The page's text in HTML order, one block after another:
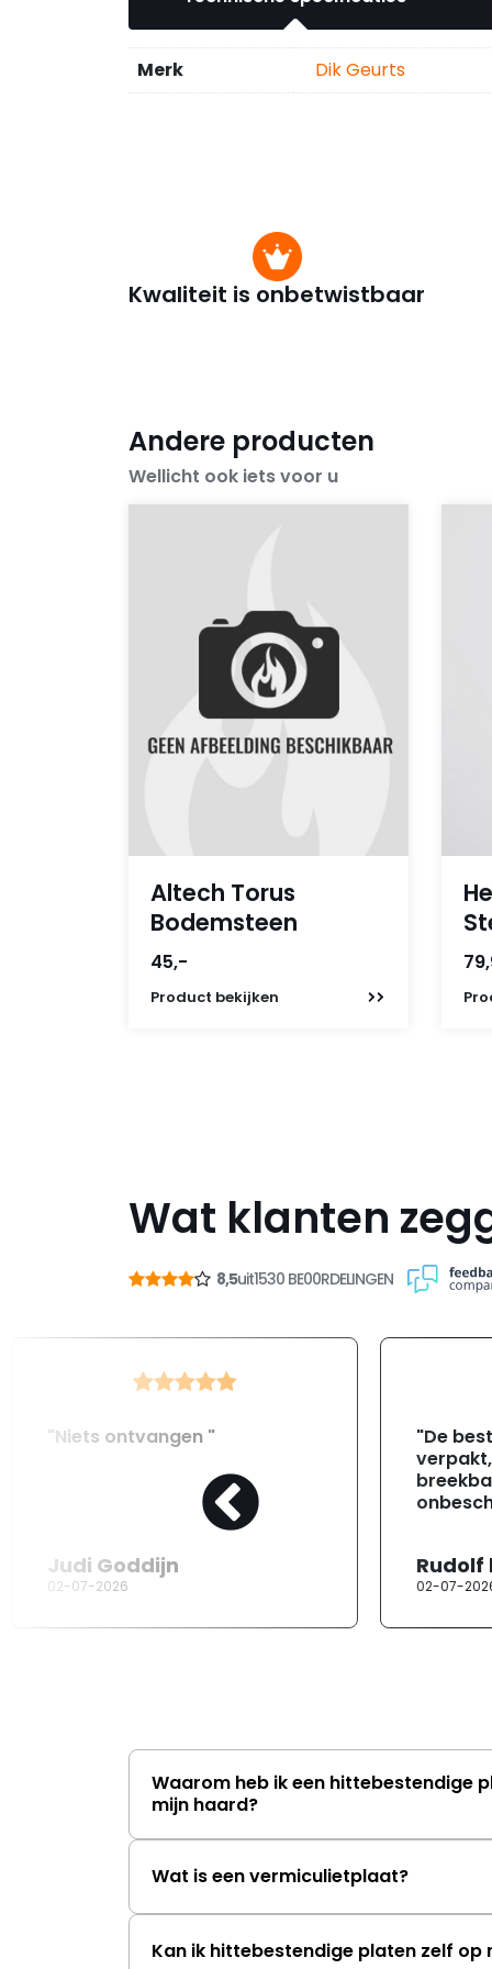
Merk Dik Geurts
Kwaliteit is onbetwistbaar
Andere producten
Wellicht ook iets voor u
Altech Torus
Bodemsteen
45,-
Product bekijken
Wat klanten
8,5uit1530 BE00RDELINGEN
"Niets ontvangen "
Judi Goddijn
02-07-2026
"De
Rudolf
02-07-
Waarom heb ik een hittebestendige
mijn haard?
Wat is een vermiculietplaat?
Kan ik hittebestendige platen zelf op